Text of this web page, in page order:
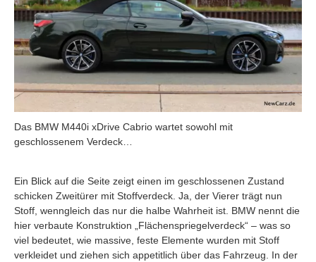
Das BMW M440i xDrive Cabrio wartet sowohl mit
geschlossenem Verdeck…
Ein Blick auf die Seite zeigt einen im geschlossenen Zustand
schicken Zweitürer mit Stoffverdeck. Ja, der Vierer trägt nun
Stoff, wenngleich das nur die halbe Wahrheit ist. BMW nennt die
hier verbaute Konstruktion „Flächenspriegelverdeck“ – was so
viel bedeutet, wie massive, feste Elemente wurden mit Stoff
verkleidet und ziehen sich appetitlich über das Fahrzeug. In der